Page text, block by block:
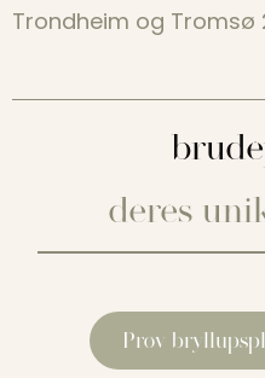
Trondheim og Tromsø
Prøv